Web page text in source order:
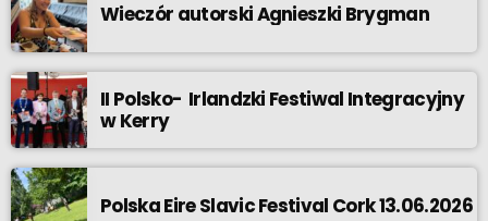
Wieczór autorski Agnieszki Brygman
II Polsko- Irlandzki Festiwal Integracyjny
w Kerry
Polska Eire Slavic Festival Cork 13.06.2026